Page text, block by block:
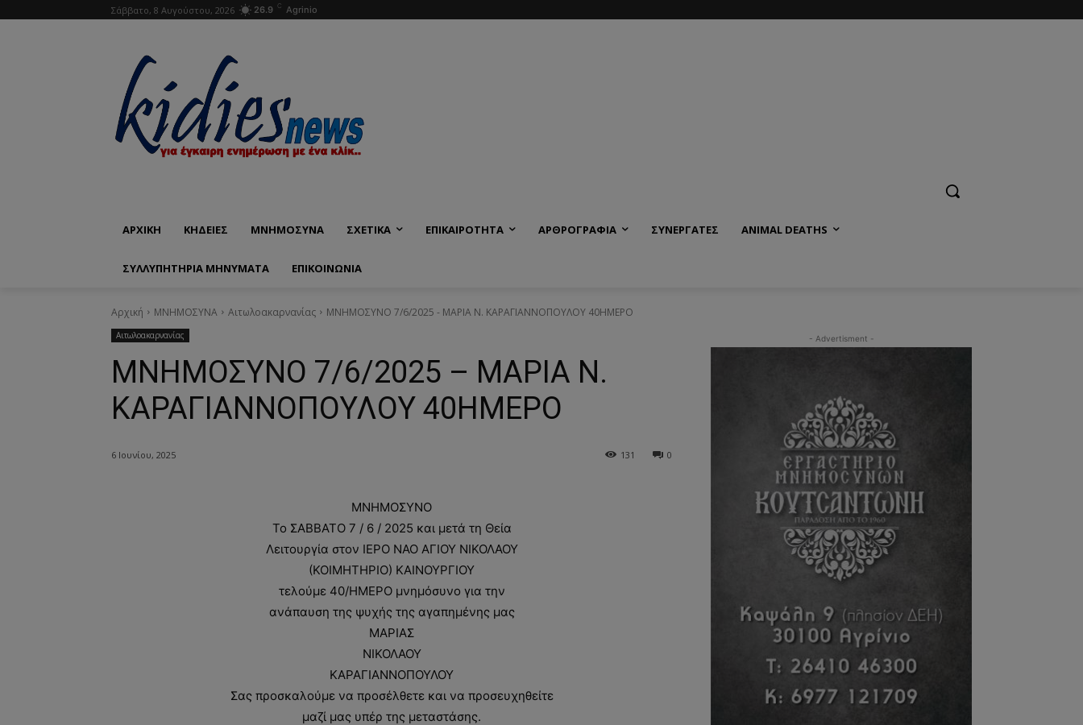
Σάββατο, 8 Αυγούστου, 2026 26.9 C Agrinio
ΑΡΧΙΚΗ ΚΗΔΕΙΕΣ ΜΝΗΜΟΣΥΝΑ ΣΧΕΤΙΚΑ ΕΠΙΚΑΙΡΟΤΗΤΑ ΑΡΘΡΟΓΡΑΦΙΑ ΣΥΝΕΡΓΑΤΕΣ ANIMAL DEATHS
ΣΥΛΛΥΠΗΤΗΡΙΑ ΜΗΝΥΜΑΤΑ ΕΠΙΚΟΙΝΩΝΊΑ
Αρχική ΜΝΗΜΟΣΥΝΑ Αιτωλοακαρνανίας ΜΝΗΜΟΣΥΝΟ 7/6/2025 - ΜΑΡΙΑ Ν. ΚΑΡΑΓΙΑΝΝΟΠΟΥΛΟΥ 40ΗΜΕΡΟ
Αιτωλοακαρνανίας
ΜΝΗΜΟΣΥΝΟ 7/6/2025 – ΜΑΡΙΑ Ν.
ΚΑΡΑΓΙΑΝΝΟΠΟΥΛΟΥ 40ΗΜΕΡΟ
6 Ιουνίου, 2025 0
131
ΜΝΗΜΟΣΥΝΟ
Το ΣΑΒΒΑΤΟ 7 / 6 / 2025 και μετά τη Θεία
Λειτουργία στον ΙΕΡΟ NAO AΓΙΟΥ ΝΙΚΟΛΑΟΥ
(ΚΟΙΜΗΤΗΡΙΟ) ΚΑΙΝΟΥΡΓΙΟΥ
τελούμε 40/ΗΜΕΡΟ μνημόσυνο για την
ανάπαυση της ψυχής της αγαπημένης μας
ΜΑΡΙΑΣ
ΝΙΚΟΛΑΟΥ
ΚΑΡΑΓΙΑΝΝΟΠΟΥΛΟΥ
Σας προσκαλούμε να προσέλθετε και να προσευχηθείτε
μαζί μας υπέρ της μεταστάσης.
- Advertisment -